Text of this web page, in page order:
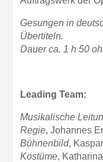
Gesungen in
Übertiteln.
Dauer ca. 1 h 50
Leading Team:
Musikalische
Regie, Johannes
Bühnenbild,
Kostüme,